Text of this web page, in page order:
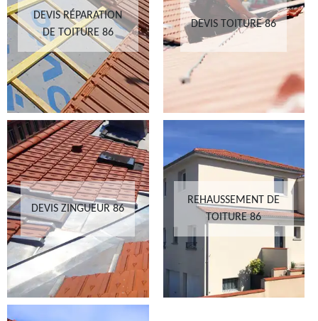
DEVIS RÉPARATION
DE TOITURE 86
DEVIS TOITURE 86
DEVIS ZINGUEUR 86
REHAUSSEMENT DE
TOITURE 86